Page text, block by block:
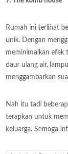
Rumah ini terlihat
unik. Dengan
meminimalkan efek
daur ulang air,
menggambarkan
Nah itu tadi
terapkan untuk
keluarga. Semoga